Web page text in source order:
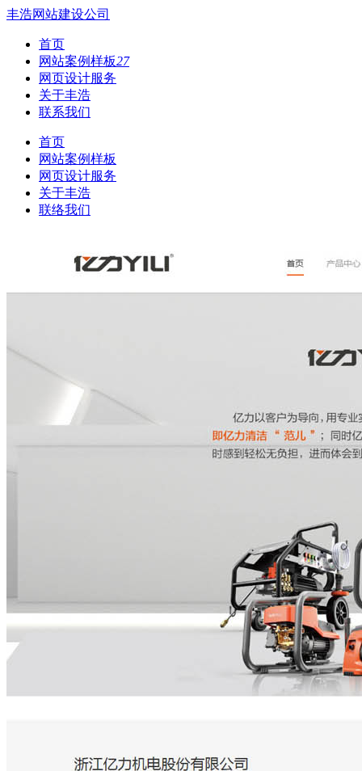
丰浩网站建设公司
首页
网站案例样板27
网页设计服务
关于丰浩
联系我们
首页
网站案例样板
网页设计服务
关于丰浩
联络我们